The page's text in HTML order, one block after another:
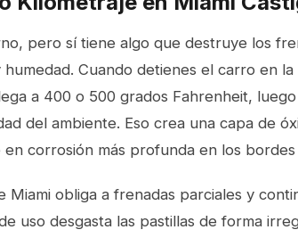
pero sí tiene algo que destruye los
Cuando detienes el carro en
a 400 o 500 grados Fahrenheit,
del ambiente. Eso crea una capa de
corrosión más profunda en los
Miami obliga a frenadas parciales y
uso desgasta las pastillas de forma